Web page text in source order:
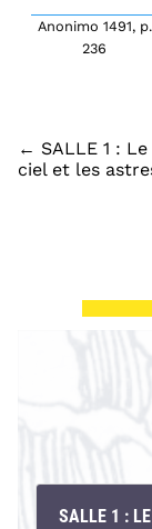
Anonimo 1491, p.
236
← SALLE 1 : Le
ciel et les
SALLE 1 :